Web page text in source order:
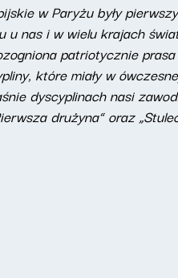
w Paryżu były
nas i w wielu krajach
patriotycznie
które miały w
dyscyplinach nasi
drużyna” oraz